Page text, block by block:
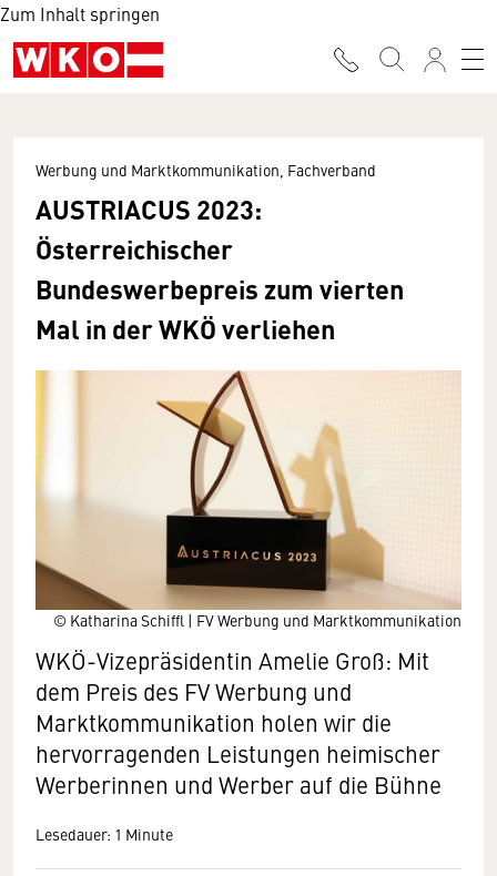
Zum Inhalt springen
© Katharina Schiffl | FV Werbung und Marktkommunikation
Werbung und Marktkommunikation, Fachverband
AUSTRIACUS 2023:
Österreichischer
Bundeswerbepreis zum vierten
Mal in der WKÖ verliehen
WKÖ-Vizepräsidentin Amelie Groß: Mit
dem Preis des FV Werbung und
Marktkommunikation holen wir die
hervorragenden Leistungen heimischer
Werberinnen und Werber auf die Bühne
Lesedauer: 1 Minute